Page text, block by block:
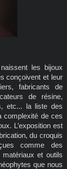
les bijoux
conçoivent et leur
fabricants de
de résine,
etc... la liste des
complexité de ces
L’exposition est
du croquis
comme des
et outils
que nous